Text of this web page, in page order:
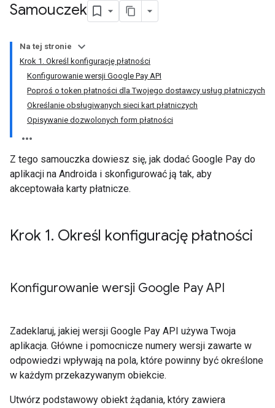
Samouczek
Na tej stronie
Krok 1. Określ konfigurację płatności
Konfigurowanie wersji Google Pay API
Poproś o token płatności dla Twojego dostawcy usług płatniczych
Określanie obsługiwanych sieci kart płatniczych
Opisywanie dozwolonych form płatności
Z tego samouczka dowiesz się, jak dodać Google Pay do
aplikacji na Androida i skonfigurować ją tak, aby
akceptowała karty płatnicze.
Krok 1. Określ konfigurację płatności
Konfigurowanie wersji Google Pay API
Zadeklaruj, jakiej wersji Google Pay API używa Twoja
aplikacja. Główne i pomocnicze numery wersji zawarte w
odpowiedzi wpływają na pola, które powinny być określone
w każdym przekazywanym obiekcie.
Utwórz podstawowy obiekt żądania, który zawiera